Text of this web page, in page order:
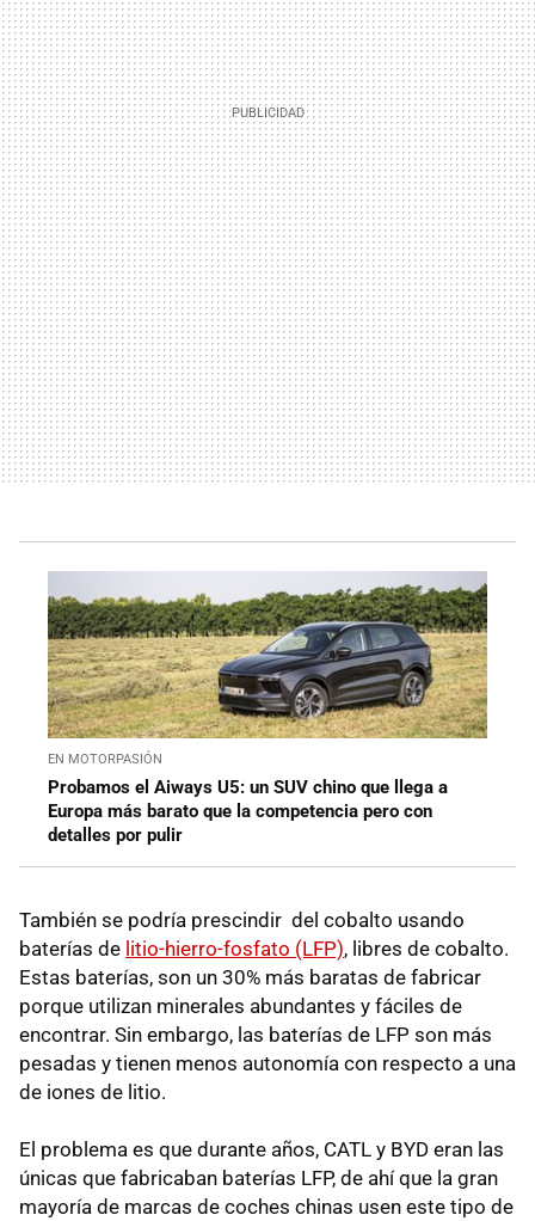
EN MOTORPASIÓN
Probamos el Aiways U5: un SUV chino que llega a
Europa más barato que la competencia pero con
detalles por pulir
También se podría prescindir del cobalto usando
baterías de litio-hierro-fosfato (LFP), libres de cobalto.
Estas baterías, son un 30% más baratas de fabricar
porque utilizan minerales abundantes y fáciles de
encontrar. Sin embargo, las baterías de LFP son más
pesadas y tienen menos autonomía con respecto a una
de iones de litio.
El problema es que durante años, CATL y BYD eran las
únicas que fabricaban baterías LFP, de ahí que la gran
mayoría de marcas de coches chinas usen este tipo de